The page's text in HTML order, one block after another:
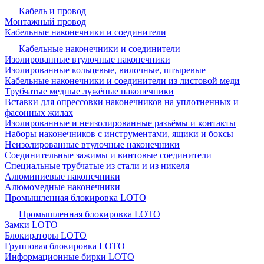
Кабель и провод
Монтажный провод
Кабельные наконечники и соединители
Кабельные наконечники и соединители
Изолированные втулочные наконечники
Изолированные кольцевые, вилочные, штыревые
Кабельные наконечники и соединители из листовой меди
Трубчатые медные лужёные наконечники
Вставки для опрессовки наконечников на уплотненных и
фасонных жилах
Изолированные и неизолированные разъёмы и контакты
Наборы наконечников с инструментами, ящики и боксы
Неизолированные втулочные наконечники
Соединительные зажимы и винтовые соединители
Специальные трубчатые из стали и из никеля
Алюминиевые наконечники
Алюмомедные наконечники
Промышленная блокировка LOTO
Промышленная блокировка LOTO
Замки LOTO
Блокираторы LOTO
Групповая блокировка LOTO
Информационные бирки LOTO